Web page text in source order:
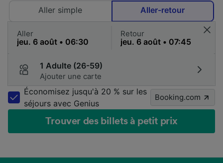
Aller simple
Aller-retour
Aller Retour
1 Adulte (26-59)
Ajouter une carte
Économisez jusqu'à 20 % sur les
séjours avec Genius
Booking.com
Trouver des billets à petit prix